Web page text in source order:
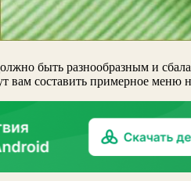
быть разнообразным и
вам составить примерное меню